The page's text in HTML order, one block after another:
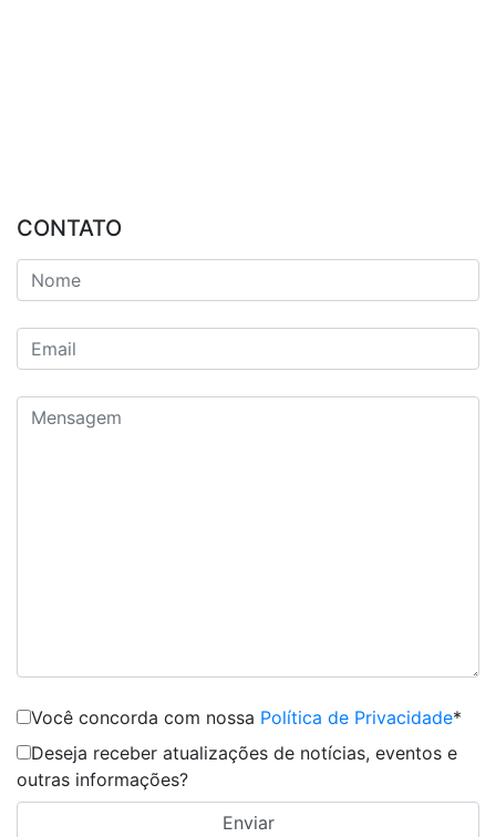
CONTATO
Você concorda com nossa Política de Privacidade*
Deseja receber atualizações de notícias, eventos e
outras informações?